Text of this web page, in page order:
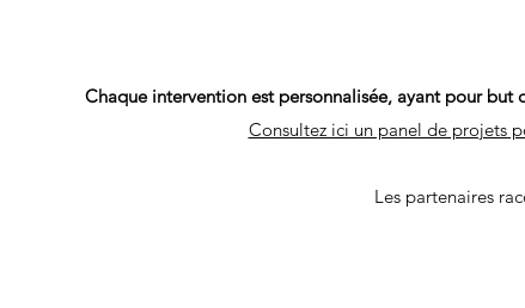
Chaque intervention est personnalisée, ayant pour
Consultez ici un panel de projets
Les partenaires